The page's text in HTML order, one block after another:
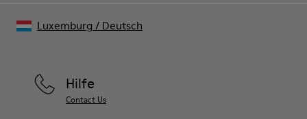
Hilfe
Contact Us
Luxemburg / Deutsch